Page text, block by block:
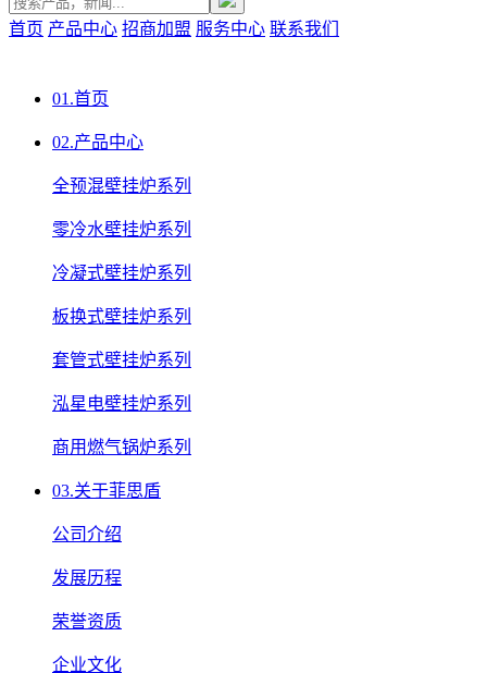
首页 产品中心 招商加盟 服务中心 联系我们
01.首页
02.产品中心
全预混壁挂炉系列
零冷水壁挂炉系列
冷凝式壁挂炉系列
板换式壁挂炉系列
套管式壁挂炉系列
泓星电壁挂炉系列
商用燃气锅炉系列
03.关于菲思盾
公司介绍
发展历程
荣誉资质
企业文化